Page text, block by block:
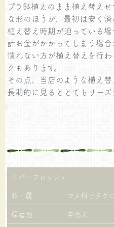
プラ鉢植えのまま植え替え
な形のほうが、最初は安く済
植え替え時期が迫っている
計お金がかかってしまう場合
慣れない方が植え替えを行
クもあります。
その点、当店のような植え
長期的に見るととてもリーズ
エバーフレッシュ
科・属
マメ科ピテケ
原産地
中南米